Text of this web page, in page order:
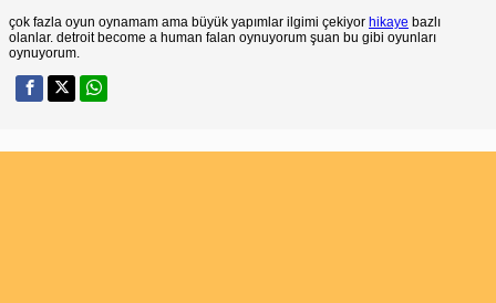
çok fazla oyun oynamam ama büyük yapımlar ilgimi çekiyor hikaye bazlı
olanlar. detroit become a human falan oynuyorum şuan bu gibi oyunları
oynuyorum.